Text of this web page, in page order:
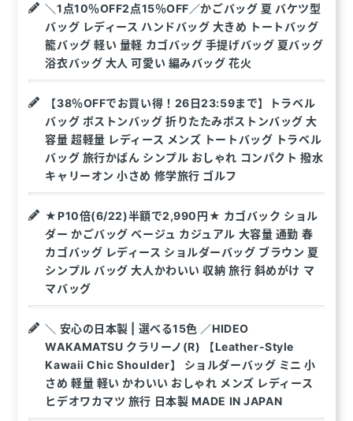
＼1点10％OFF2点15％OFF／かごバッグ 夏 バケツ型
バッグ レディース ハンドバッグ 大きめ トートバッグ
籠バッグ 軽い 量軽 カゴバッグ 手提げバッグ 夏バッグ
浴衣バッグ 大人 可愛い 編みバッグ 花火
【38％OFFでお買い得！26日23:59まで】トラベル
バッグ ボストンバッグ 折りたたみボストンバッグ 大
容量 超軽量 レディース メンズ トートバッグ トラベル
バッグ 旅行かばん シンプル おしゃれ コンパクト 撥水
キャリーオン 小さめ 修学旅行 ゴルフ
★P10倍(6/22)半額で2,990円★ カゴバック ショル
ダー かごバッグ ベージュ カジュアル 大容量 通勤 春
カゴバッグ レディース ショルダーバッグ ブラウン 夏
シンプル バッグ 大人かわいい 収納 旅行 斜めがけ マ
マバッグ
＼ 安心の日本製 | 選べる15色 ／HIDEO
WAKAMATSU クラリーノ(R) 【Leather-Style
Kawaii Chic Shoulder】 ショルダーバッグ ミニ 小
さめ 軽量 軽い かわいい おしゃれ メンズ レディース
ヒデオワカマツ 旅行 日本製 MADE IN JAPAN